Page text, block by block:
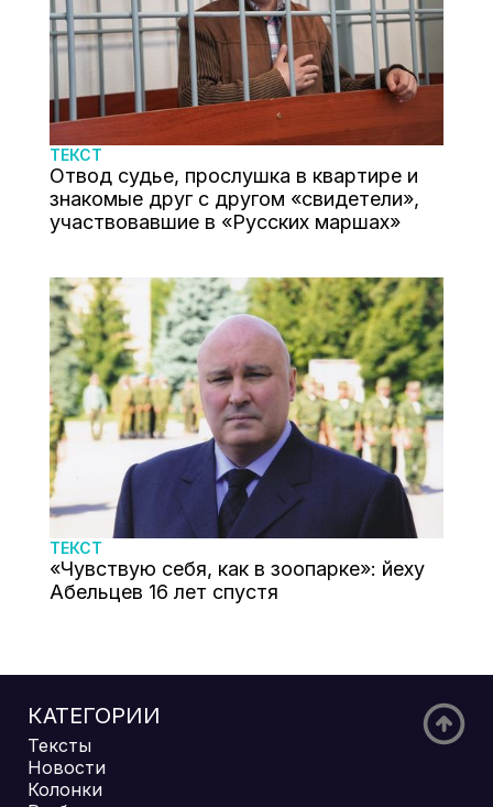
ТЕКСТ
Отвод судье, прослушка в квартире и
знакомые друг с другом «свидетели»,
участвовавшие в «Русских маршах»
ТЕКСТ
«Чувствую себя, как в зоопарке»: йеху
Абельцев 16 лет спустя
КАТЕГОРИИ
Тексты
Новости
Колонки